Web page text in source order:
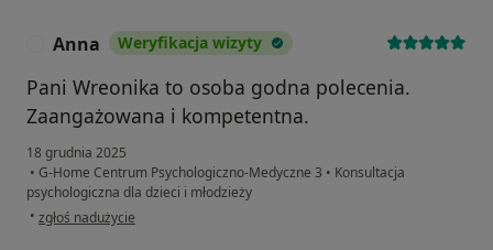
Anna Weryfikacja wizyty
Pani Wreonika to osoba godna polecenia.
Zaangażowana i kompetentna.
18 grudnia 2025
• G-Home Centrum Psychologiczno-Medyczne 3 • Konsultacja
psychologiczna dla dzieci i młodzieży
• w opinii użytkownika Anna
zgłoś nadużycie